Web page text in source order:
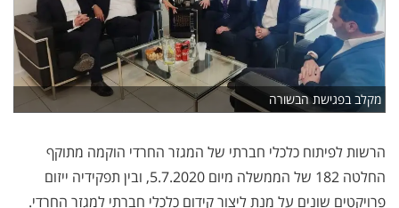
מקלב בפגישת הבשורה
הרשות לפיתוח כלכלי חברתי של המגזר החרדי הוקמה מתוקף
החלטה 182 של הממשלה מיום 5.7.2020, ובין תפקידיה ייזום
פרויקטים שונים על מנת ליצור קידום כלכלי חברתי למגזר החרדי.